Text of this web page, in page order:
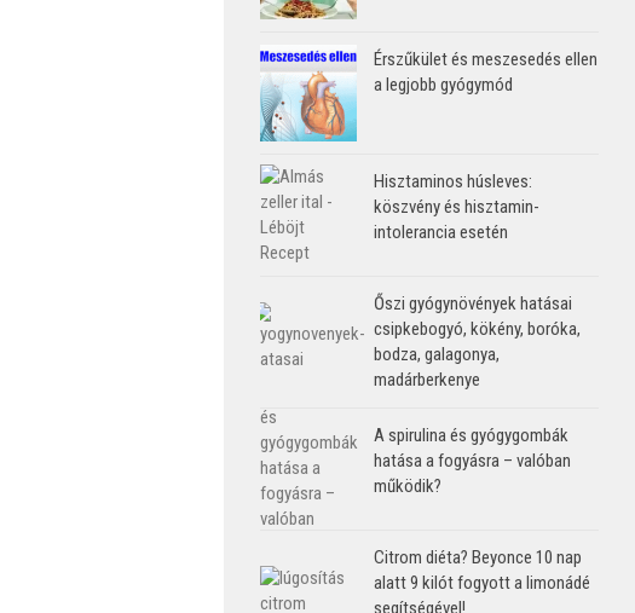
Érszűkület és meszesedés ellen
a legjobb gyógymód
Hisztaminos húsleves:
köszvény és hisztamin-
intolerancia esetén
Őszi gyógynövények hatásai
csipkebogyó, kökény, boróka,
bodza, galagonya,
madárberkenye
A spirulina és gyógygombák
hatása a fogyásra – valóban
működik?
Citrom diéta? Beyonce 10 nap
alatt 9 kilót fogyott a limonádé
segítségével!